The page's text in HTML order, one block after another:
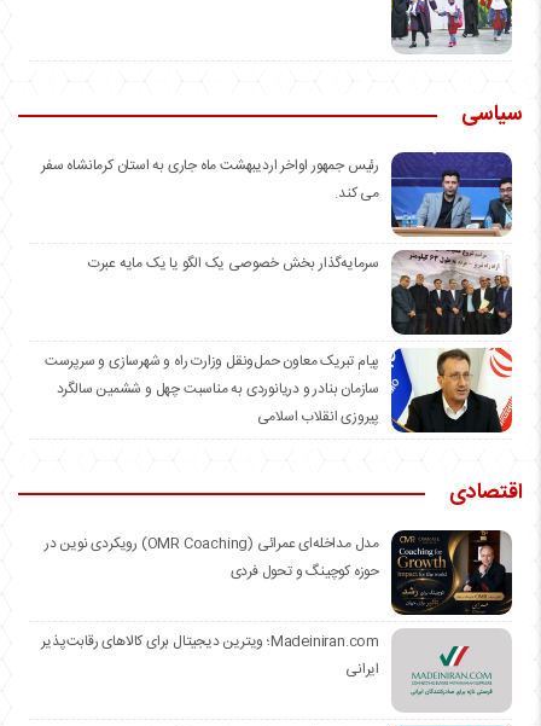
سیاسی
رئیس جمهور اواخر اردیبهشت ماه جاری به استان کرمانشاه سفر
می کند.
سرمایه‌گذار بخش خصوصی یک الگو یا یک مایه عبرت
️پیام تبریک معاون حمل‌ونقل وزارت راه و شهرسازی و سرپرست
سازمان بنادر و دریانوردی به مناسبت چهل و ششمین سالگرد
پیروزی انقلاب اسلامی
اقتصادی
مدل مداخله‌ای عمرائی (OMR Coaching) رویکردی نوین در
حوزه کوچینگ و تحول فردی
Madeiniran.com؛ ویترین دیجیتال برای کالاهای رقابت‌پذیر
ایرانی